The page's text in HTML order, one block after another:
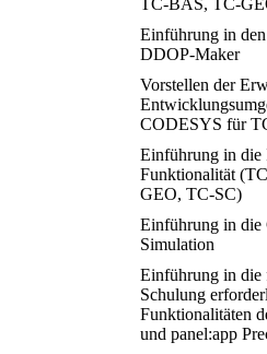
TC-BAS, TC-
Einführung in
DDOP-Maker
Vorstellen der
CODESYS für
Einführung in
Funktionalität
GEO, TC-SC)
Einführung in die
Simulation
Einführung in die
Schulung
Funktionalitäten
und panel:app